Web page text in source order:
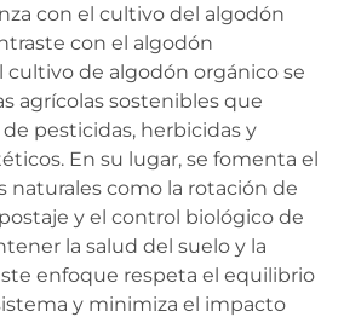
con el cultivo del algodón
con el algodón
cultivo de algodón orgánico se
agrícolas sostenibles que
pesticidas, herbicidas y
En su lugar, se fomenta el
naturales como la rotación de
y el control biológico de
la salud del suelo y la
enfoque respeta el equilibrio
y minimiza el impacto